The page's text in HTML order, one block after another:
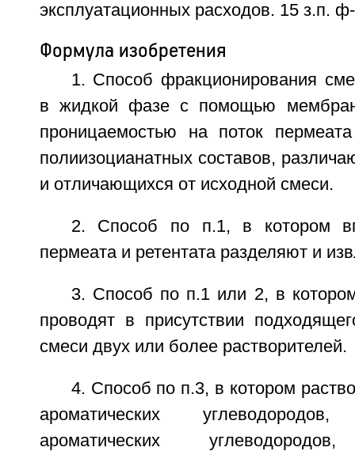
эксплуатационных расходов. 15 з.п.
Формула изобретения
1. Способ фракционирования
в жидкой фазе с помощью
проницаемостью на поток
полиизоцианатных составов,
и отличающихся от исходной смеси.
2. Способ по п.1, в котором
пермеата и ретентата разделяют и
3. Способ по п.1 или 2, в
проводят в присутствии
смеси двух или более растворителей.
4. Способ по п.3, в котором
ароматических углеводородов,
ароматических